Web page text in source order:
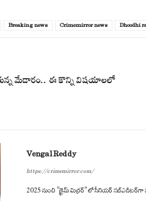
Breaking news Crimemirror news Dhoodhi
మేడారం.. ఈ కొన్ని విషయాలలో
Vengal Reddy
https://crimemirror.com/
2025 నుంచి "క్రైమ్ మిర్రర్" లో సీనియర్ సబ్‌ఎడిటర్‌గా